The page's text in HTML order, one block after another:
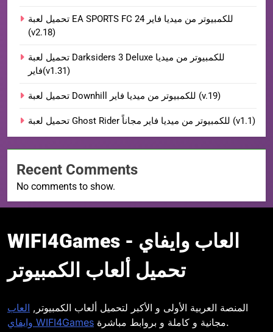
تحميل لعبة EA SPORTS FC 24 للكمبيوتر من ميديا فاير
(v2.18)
تحميل لعبة Darksiders 3 Deluxe للكمبيوتر من ميديا
فاير(v1.31)
تحميل لعبة Downhill للكمبيوتر من ميديا فاير (v.19)
تحميل لعبة Ghost Rider للكمبيوتر من ميديا فاير مجاناً (v1.1)
Recent Comments
No comments to show.
WIFI4Games العاب
وايفايWIFI4Games العاب وايفاي -
تحميل ألعاب الكمبيوتر
المنصة العربية الأولى و الأكبر لتحميل ألعاب الكمبيوتر, العاب
وايفاي WIFI4Games
مجانية و كاملة و بروابط مباشرة.